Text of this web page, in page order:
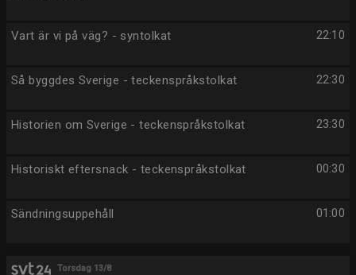
22:10
Vart är vi på väg? - syntolkat
22:30
Så byggdes Sverige - teckenspråkstolkat
23:30
Historien om Sverige - teckenspråkstolkat
00:30
Historiskt eftersnack - teckenspråkstolkat
01:00
Sändningsuppehåll
Torsdag 13/8